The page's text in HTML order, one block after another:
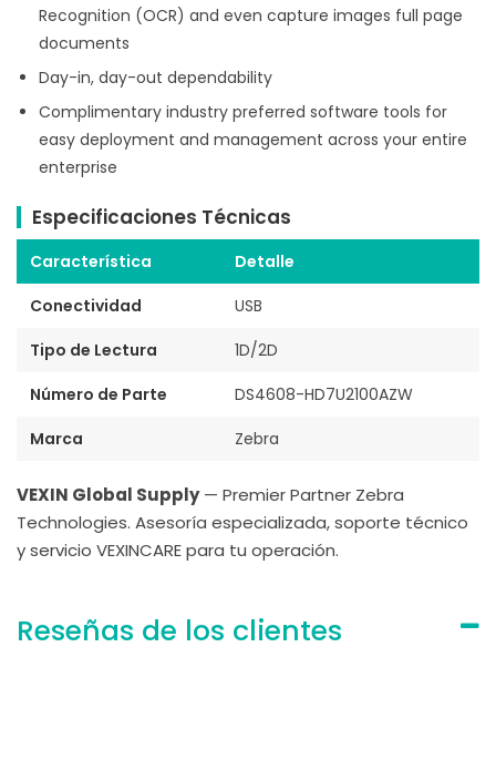
Recognition (OCR) and even capture images full page
documents
Day-in, day-out dependability
Complimentary industry preferred software tools for
easy deployment and management across your entire
enterprise
Especificaciones Técnicas
Característica
Detalle
Conectividad
USB
Tipo de Lectura
1D/2D
Número de Parte
DS4608-HD7U2100AZW
Marca
Zebra
VEXIN Global Supply— Premier Partner Zebra
Technologies. Asesoría especializada, soporte técnico
y servicio VEXINCARE para tu operación.
Reseñas de los clientes